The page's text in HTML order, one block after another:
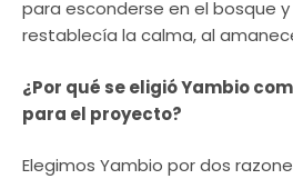
para esconderse en el bosque
restablecía la calma, al
¿Por qué se eligió Yambio
para el proyecto?
Elegimos Yambio por dos